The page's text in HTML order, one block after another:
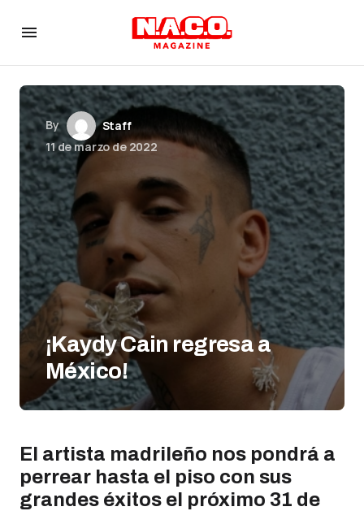
By
Staff
11 de marzo de 2022
¡Kaydy Cain regresa a
México!
El artista madrileño nos pondrá a
perrear hasta el piso con sus
grandes éxitos el próximo 31 de